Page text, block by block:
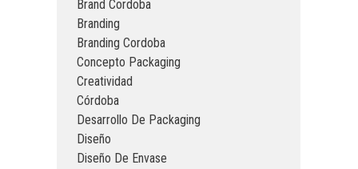
Brand Cordoba
Branding
Branding Cordoba
Concepto Packaging
Creatividad
Córdoba
Desarrollo De Packaging
Diseño
Diseño De Envase